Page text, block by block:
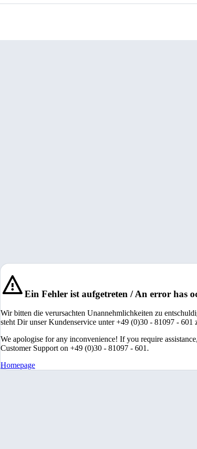
Ein Fehler ist aufgetreten / An error has
Wir bitten die verursachten Unannehmlichkeiten zu
steht Dir unser Kundenservice unter +49 (0)30 - 81097 - 601
We apologise for any inconvenience! If you require
Customer Support on +49 (0)30 - 81097 - 601.
Homepage